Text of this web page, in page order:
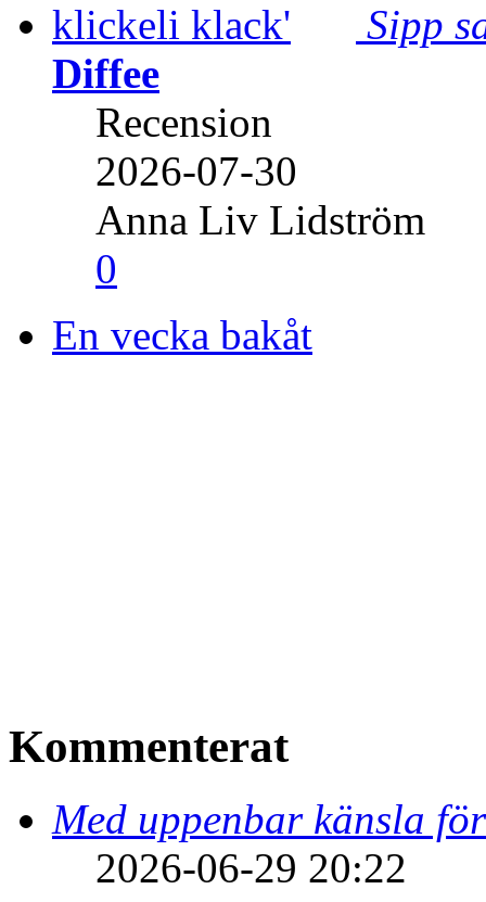
Sipp
Diffee
Recension
2026-07-30
Anna Liv Lidström
0
En vecka bakåt
Kommenterat
Med uppenbar känsla
2026-06-29 20:22